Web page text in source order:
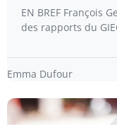
EN BREF François
des rapports du
Emma Dufour